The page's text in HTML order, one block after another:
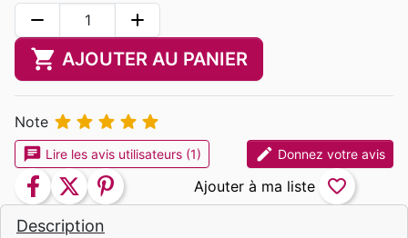
Description
remove add
shopping_cart AJOUTER AU PANIER
Note     
chat Lire les avis utilisateurs (1) edit Donnez votre avis
facebook twitter pinterest favorite_border